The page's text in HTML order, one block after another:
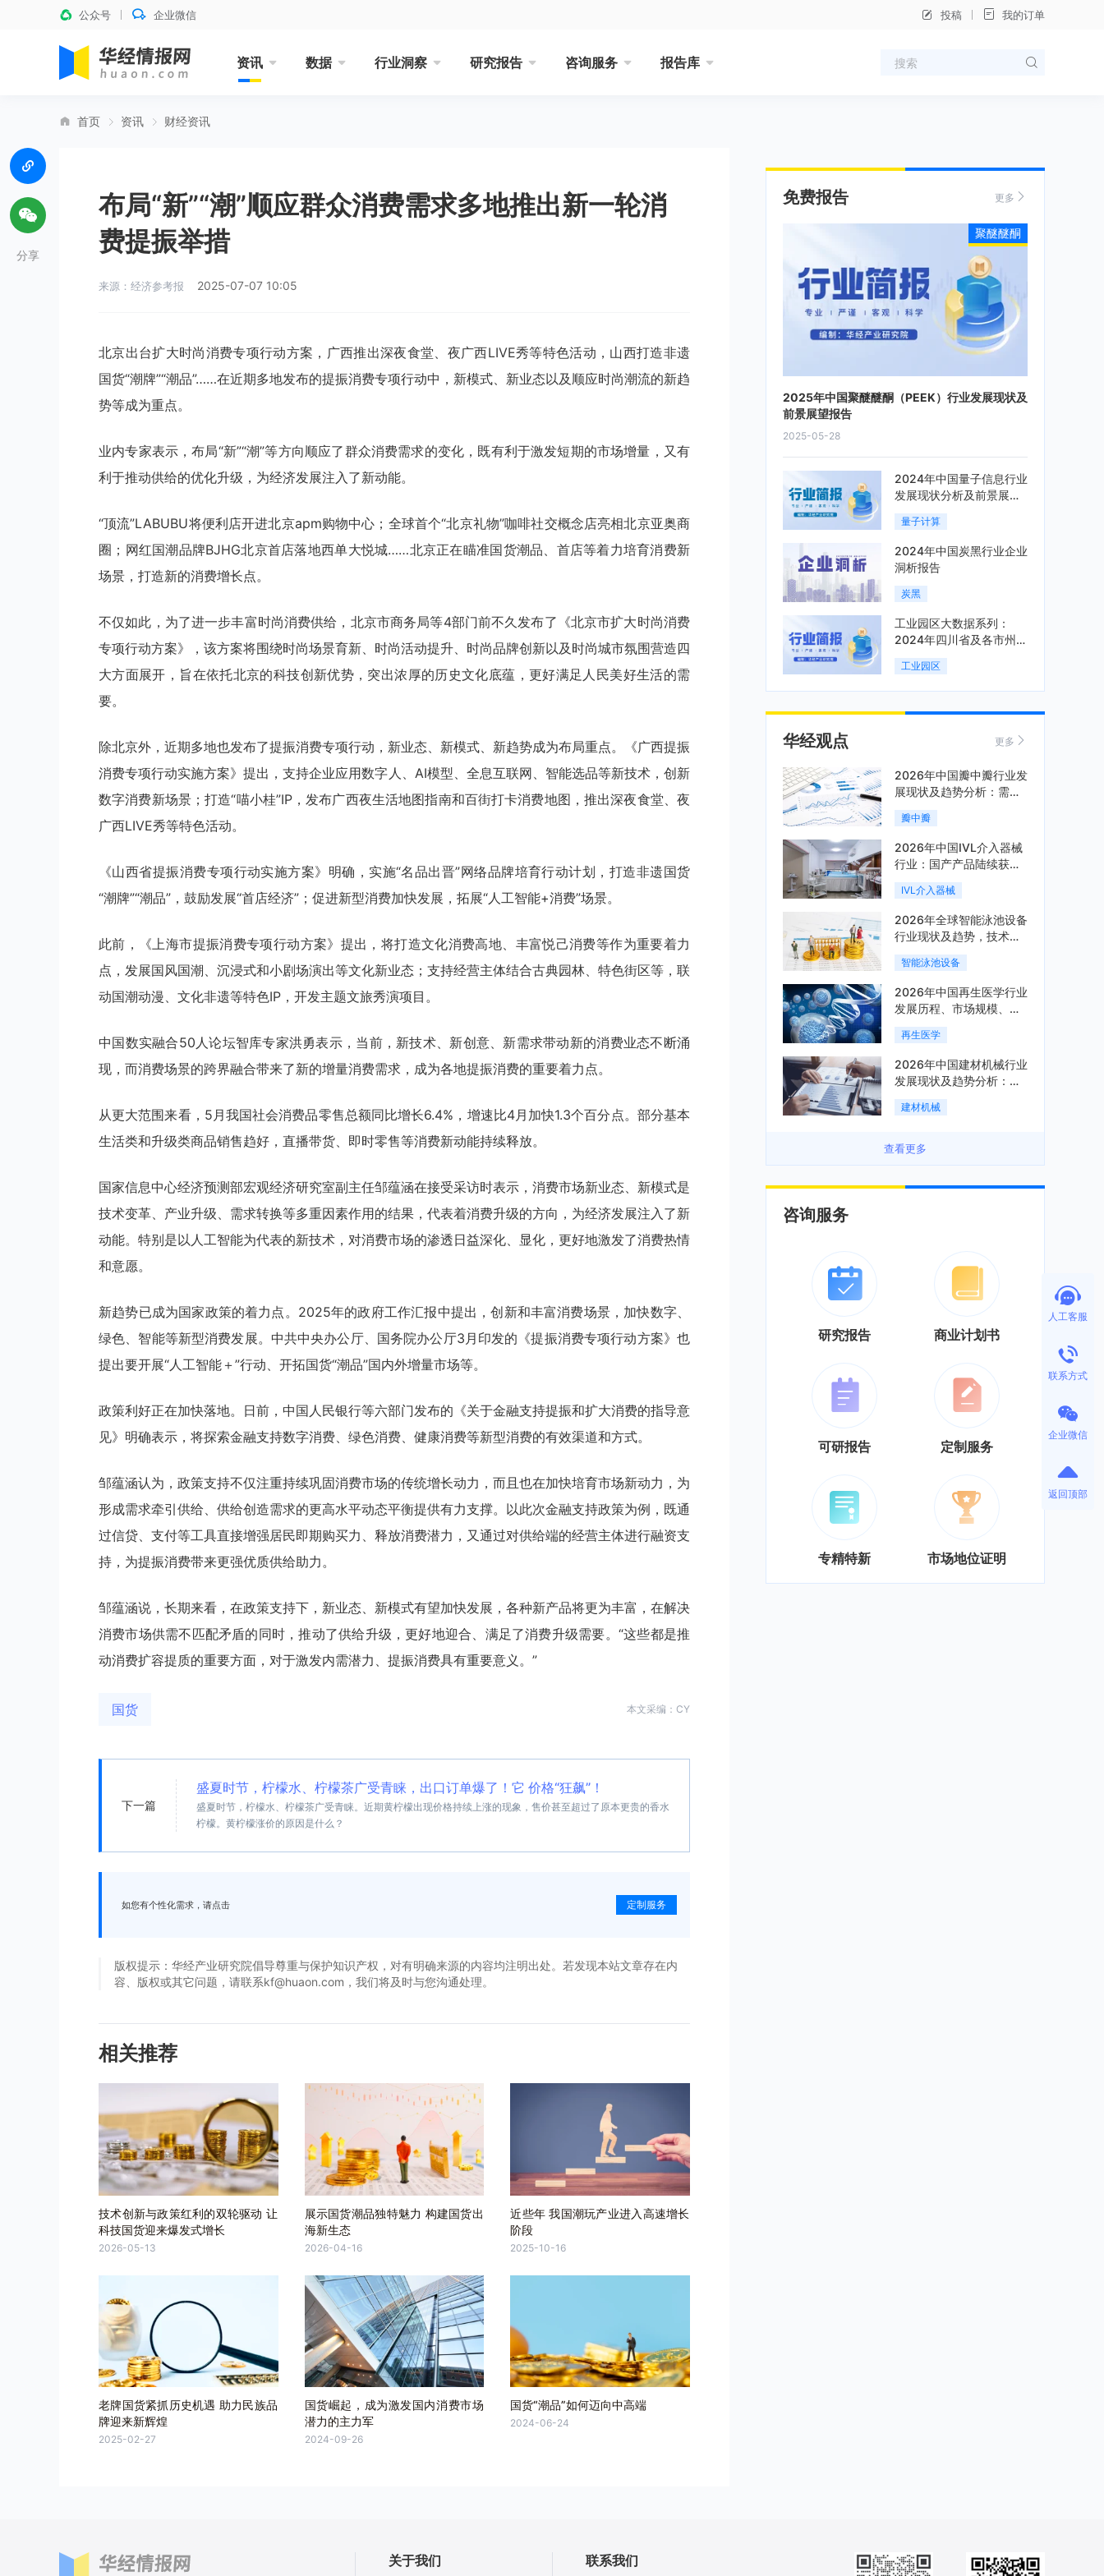
公众号 企业微信 投稿 我的订单
资讯 数据 行业洞察 研究报告 咨询服务 报告库
首页 资讯 财经资讯
布局“新”“潮”顺应群众消费需求多地推出新一轮消
费提振举措
来源：经济参考报 2025-07-07 10:05
北京出台扩大时尚消费专项行动方案，广西推出深夜食堂、夜广西LIVE秀等特色活动，山西打造非遗
国货“潮牌”“潮品”……在近期多地发布的提振消费专项行动中，新模式、新业态以及顺应时尚潮流的新趋
势等成为重点。
业内专家表示，布局“新”“潮”等方向顺应了群众消费需求的变化，既有利于激发短期的市场增量，又有
利于推动供给的优化升级，为经济发展注入了新动能。
“顶流”LABUBU将便利店开进北京apm购物中心；全球首个“北京礼物”咖啡社交概念店亮相北京亚奥商
圈；网红国潮品牌BJHG北京首店落地西单大悦城……北京正在瞄准国货潮品、首店等着力培育消费新
场景，打造新的消费增长点。
不仅如此，为了进一步丰富时尚消费供给，北京市商务局等4部门前不久发布了《北京市扩大时尚消费
专项行动方案》，该方案将围绕时尚场景育新、时尚活动提升、时尚品牌创新以及时尚城市氛围营造四
大方面展开，旨在依托北京的科技创新优势，突出浓厚的历史文化底蕴，更好满足人民美好生活的需
要。
除北京外，近期多地也发布了提振消费专项行动，新业态、新模式、新趋势成为布局重点。《广西提振
消费专项行动实施方案》提出，支持企业应用数字人、AI模型、全息互联网、智能选品等新技术，创新
数字消费新场景；打造“喵小桂”IP，发布广西夜生活地图指南和百街打卡消费地图，推出深夜食堂、夜
广西LIVE秀等特色活动。
《山西省提振消费专项行动实施方案》明确，实施“名品出晋”网络品牌培育行动计划，打造非遗国货
“潮牌”“潮品”，鼓励发展“首店经济”；促进新型消费加快发展，拓展“人工智能+消费”场景。
此前，《上海市提振消费专项行动方案》提出，将打造文化消费高地、丰富悦己消费等作为重要着力
点，发展国风国潮、沉浸式和小剧场演出等文化新业态；支持经营主体结合古典园林、特色街区等，联
动国潮动漫、文化非遗等特色IP，开发主题文旅秀演项目。
中国数实融合50人论坛智库专家洪勇表示，当前，新技术、新创意、新需求带动新的消费业态不断涌
现，而消费场景的跨界融合带来了新的增量消费需求，成为各地提振消费的重要着力点。
从更大范围来看，5月我国社会消费品零售总额同比增长6.4%，增速比4月加快1.3个百分点。部分基本
生活类和升级类商品销售趋好，直播带货、即时零售等消费新动能持续释放。
国家信息中心经济预测部宏观经济研究室副主任邹蕴涵在接受采访时表示，消费市场新业态、新模式是
技术变革、产业升级、需求转换等多重因素作用的结果，代表着消费升级的方向，为经济发展注入了新
动能。特别是以人工智能为代表的新技术，对消费市场的渗透日益深化、显化，更好地激发了消费热情
和意愿。
新趋势已成为国家政策的着力点。2025年的政府工作汇报中提出，创新和丰富消费场景，加快数字、
绿色、智能等新型消费发展。中共中央办公厅、国务院办公厅3月印发的《提振消费专项行动方案》也
提出要开展“人工智能＋”行动、开拓国货“潮品”国内外增量市场等。
政策利好正在加快落地。日前，中国人民银行等六部门发布的《关于金融支持提振和扩大消费的指导意
见》明确表示，将探索金融支持数字消费、绿色消费、健康消费等新型消费的有效渠道和方式。
邹蕴涵认为，政策支持不仅注重持续巩固消费市场的传统增长动力，而且也在加快培育市场新动力，为
形成需求牵引供给、供给创造需求的更高水平动态平衡提供有力支撑。以此次金融支持政策为例，既通
过信贷、支付等工具直接增强居民即期购买力、释放消费潜力，又通过对供给端的经营主体进行融资支
持，为提振消费带来更强优质供给助力。
邹蕴涵说，长期来看，在政策支持下，新业态、新模式有望加快发展，各种新产品将更为丰富，在解决
消费市场供需不匹配矛盾的同时，推动了供给升级，更好地迎合、满足了消费升级需要。“这些都是推
动消费扩容提质的重要方面，对于激发内需潜力、提振消费具有重要意义。”
国货 本文采编：CY
下一篇
盛夏时节，柠檬水、柠檬茶广受青睐，出口订单爆了！它 价格“狂飙”！
盛夏时节，柠檬水、柠檬茶广受青睐。近期黄柠檬出现价格持续上涨的现象，售价甚至超过了原本更贵的香水
柠檬。黄柠檬涨价的原因是什么？
如您有个性化需求，请点击 定制服务
版权提示：华经产业研究院倡导尊重与保护知识产权，对有明确来源的内容均注明出处。若发现本站文章存在内
容、版权或其它问题，请联系kf@huaon.com，我们将及时与您沟通处理。
相关推荐
技术创新与政策红利的双轮驱动 让
科技国货迎来爆发式增长
2026-05-13
展示国货潮品独特魅力 构建国货出
海新生态
2026-04-16
近些年 我国潮玩产业进入高速增长
阶段
2025-10-16
老牌国货紧抓历史机遇 助力民族品
牌迎来新辉煌
2025-02-27
国货崛起，成为激发国内消费市场
潜力的主力军
2024-09-26
国货“潮品”如何迈向中高端
2024-06-24
分享
免费报告 更多
2025年中国聚醚醚酮（PEEK）行业发展现状及
前景展望报告
2025-05-28
聚醚醚酮
2024年中国量子信息行业
发展现状分析及前景展望
报告
量子计算
2024年中国炭黑行业企业
洞析报告
炭黑
工业园区大数据系列：
2024年四川省及各市州工
业园区全景洞析报告
工业园区
华经观点 更多
2026年中国瓣中瓣行业发
展现状及趋势分析：需求
可持续释放，市场发展前
景良好「图」
瓣中瓣
2026年中国IVL介入器械
行业：国产产品陆续获
批，市场将进入持续高增
长阶段「图」
IVL介入器械
2026年全球智能泳池设备
行业现状及趋势，技术端
朝着系统集成、绿色节能
方向迭代「图」
智能泳池设备
2026年中国再生医学行业
发展历程、市场规模、相
关政策、产业链、竞争格
局及发展潜力分析「图」
再生医学
2026年中国建材机械行业
发展现状及趋势分析：企
业加速向“装备+系统+服
务”综合服务商转型「图」
建材机械
查看更多
咨询服务
研究报告 商业计划书
可研报告 定制服务
专精特新 市场地位证明
人工客服
联系方式
企业微信
返回顶部
关于我们 联系我们